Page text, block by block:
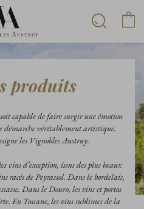
produits
capable de faire surgir une émotion
démarche véritablement artistique.
les Vignobles Austruy.
vins d’exception, issus des plus beaux
racés de Peyrassol. Dans le bordelais,
Dans le Douro, les vins et portos
En Toscane, les vins sublimes de la